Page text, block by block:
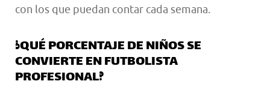
con los que puedan contar cada semana.
¿QUÉ PORCENTAJE DE NIÑOS SE
CONVIERTE EN FUTBOLISTA
PROFESIONAL?